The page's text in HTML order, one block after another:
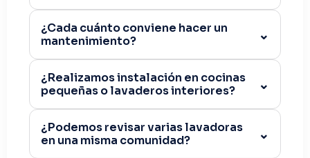
¿Cada cuánto conviene hacer un
mantenimiento?
¿Realizamos instalación en cocinas
pequeñas o lavaderos interiores?
¿Podemos revisar varias lavadoras
en una misma comunidad?